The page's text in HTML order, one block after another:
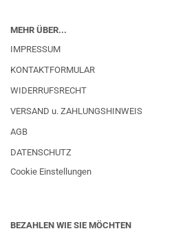
MEHR ÜBER...
IMPRESSUM
KONTAKTFORMULAR
WIDERRUFSRECHT
VERSAND u. ZAHLUNGSHINWEIS
AGB
DATENSCHUTZ
Cookie Einstellungen
BEZAHLEN WIE SIE MÖCHTEN